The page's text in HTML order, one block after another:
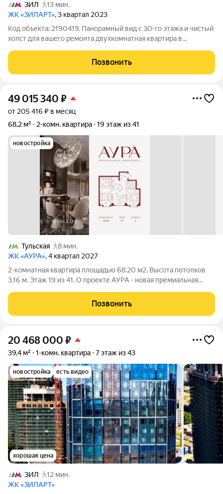
ЗИЛ
13 мин.
ЖК «ЗИЛАРТ», 3 квартал 2023
Код объекта: 2190419. Панорамный вид с 30-го этажа и чистый
холст для вашего ремонта двухкомнатная квартира в
Высота потолков 3 м, большие окна на улицу дают много света
и ощущение воздуха
Позвонить
49 015 340 ₽
от 205 416 ₽ в месяц
68,2 м²
2-комн. квартира 19 этаж из 41
новостройка
Тульская
8 мин.
ЖК «АУРА», 4 квартал 2027
2-комнатная квартира площадью 68.20 м2. Высота потолков
3.16 м. Этаж 19 из 41. О проекте АУРА - новая премиальная
состоит из 42-этажной Бронзовой башни и 41-этажной
Серебряной. Рядом
Позвонить
20 468 000 ₽
39,4 м² 1-комн. квартира 7 этаж из 43
новостройка есть видео
хорошая цена
ЗИЛ
12 мин.
ЖК «ЗИЛАРТ»